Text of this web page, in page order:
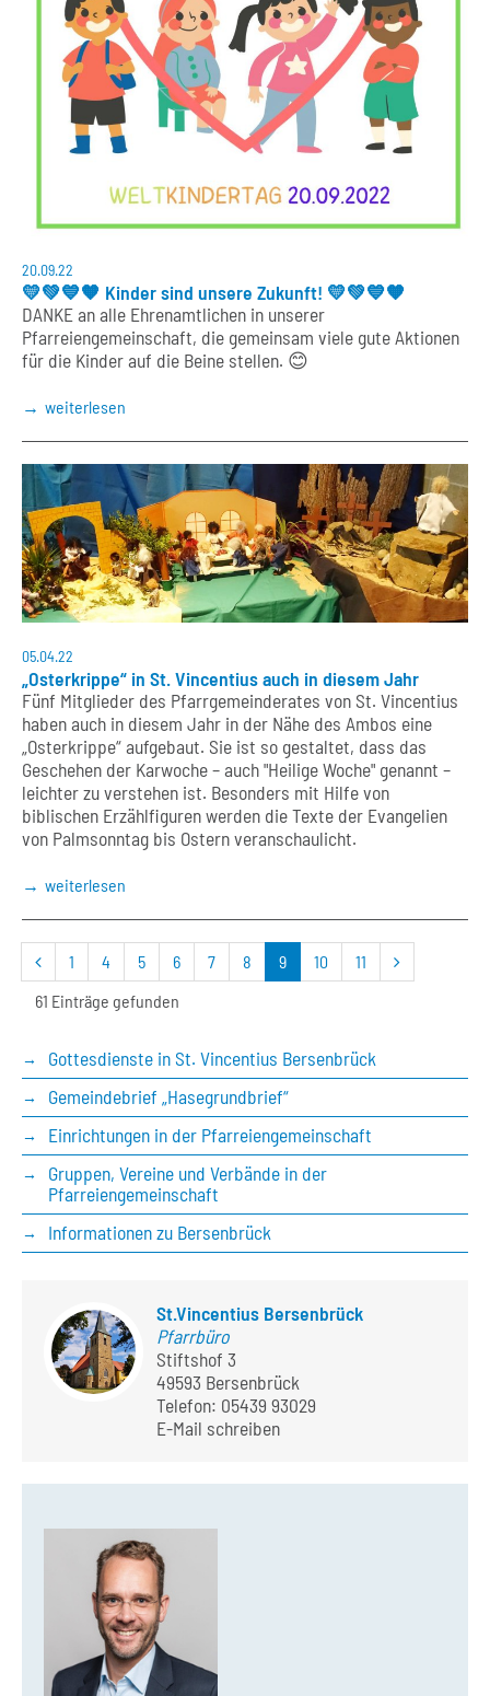
20.09.22
💛💚💙🧡 Kinder sind unsere Zukunft! 💛💚💙🧡
DANKE an alle Ehrenamtlichen in unserer
Pfarreiengemeinschaft, die gemeinsam viele gute Aktionen
für die Kinder auf die Beine stellen. 😊
weiterlesen
05.04.22
„Osterkrippe“ in St. Vincentius auch in diesem Jahr
Fünf Mitglieder des Pfarrgemeinderates von St. Vincentius
haben auch in diesem Jahr in der Nähe des Ambos eine
„Osterkrippe“ aufgebaut. Sie ist so gestaltet, dass das
Geschehen der Karwoche – auch "Heilige Woche" genannt –
leichter zu verstehen ist. Besonders mit Hilfe von
biblischen Erzählfiguren werden die Texte der Evangelien
von Palmsonntag bis Ostern veranschaulicht.
weiterlesen
vorherige
Seite
1 4 5 6 7 8 9 10 11
nächste
Seite
61 Einträge gefunden
Gottesdienste in St. Vincentius Bersenbrück
Gemeindebrief „Hasegrundbrief“
Einrichtungen in der Pfarreiengemeinschaft
Gruppen, Vereine und Verbände in der
Pfarreiengemeinschaft
Informationen zu Bersenbrück
St.Vincentius Bersenbrück
Pfarrbüro
Stiftshof 3
49593 Bersenbrück
Telefon: 05439 93029
E-Mail schreiben